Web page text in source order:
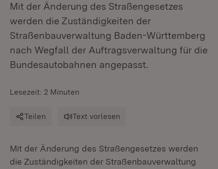
Mit der Änderung des Straßengesetzes
werden die Zuständigkeiten der
Straßenbauverwaltung Baden-Württemberg
nach Wegfall der Auftragsverwaltung für die
Bundesautobahnen angepasst.
Lesezeit: 2 Minuten
Teilen Text vorlesen
Mit der Änderung des Straßengesetzes werden
die Zuständigkeiten der Straßenbauverwaltung